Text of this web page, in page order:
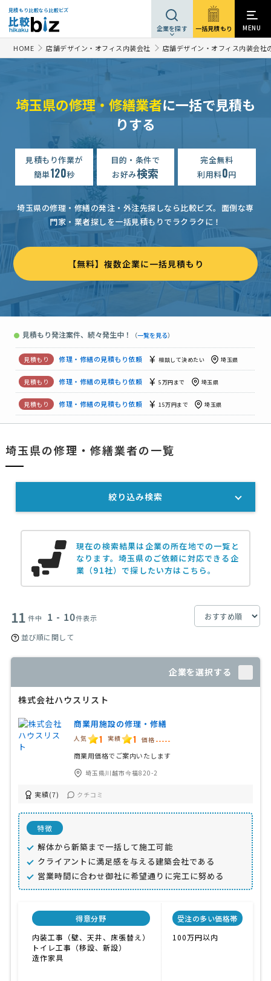
見積もり比較なら比較ビズ
企業を探す 一括見積もり MENU
HOME 店舗デザイン・オフィス内装会社 店舗デザイン・オフィス内装会社
埼玉県の修理・修繕業者に一括で見積も
りする
見積もり作業が
簡単120秒
目的・条件で
お好み検索
完全無料
利用料0円
埼玉県の修理・修繕の発注・外注先探しなら比較ビズ。 面倒な専
門家・業者探しを一括見積もりでラクラクに！
【無料】複数企業に一括見積もり
● 見積もり発注案件、続々発生中！ （一覧を見る）
修理・修繕の見積もり依頼
修理・修繕の見積もり依頼 相談して決めたい 埼玉県
修理・修繕の見積もり依頼 埼玉県
修理・修繕の見積もり依頼
【緊急】「木製テーブル修繕」修理・修繕の見積もり依頼
【アルミ製の玄関ドアをブラックで塗り替えて欲しい】の見積もり依頼
木製テーブル天板の再塗装・補修の見積依頼 埼玉
予算上限なし
予算上限なし 埼玉
【ダイニングテーブル塗り直し】修理・修繕の見積もり依頼
修理・修繕の見積もり依頼 相談して決めたい 埼玉県
修理・修繕の見積もり依頼 相談して決めたい
修理・修繕の見積もり依頼 5万円まで 埼玉県
修理・修繕の見積もり依頼 15万円まで 埼玉県
【緊急】「木製テーブル修繕」修理・修繕の見積もり依頼
埼玉県の修理・修繕業者の一覧
現在の検索結果は企業の所在地での一覧と
なります。埼玉県のご依頼に対応できる企
業（91社）で探したい方はこちら。
11 件中 1 - 10件表示
並び順に関して
企業を選択する
株式会社ハウスリスト
商業用施設の修理・修繕
人気 1 実績 1 価格 -----
商業用価格でご案内いたします
埼玉県川越市今福820-2
実績(7) クチコミ
特徴
解体から新築まで一括して施工可能
クライアントに満足感を与える建築会社である
営業時間に合わせ御社に希望通りに完工に努める
得意分野
内装工事（壁、天井、床張替え）
トイレ工事（移設、新設）
造作家具
受注の多い価格帯
100万円以内
絞り込み検索